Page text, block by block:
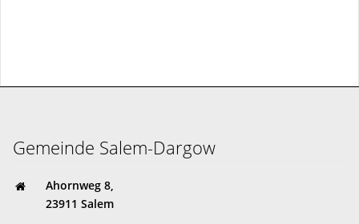
Gemeinde Salem-Dargow
Ahornweg 8,
23911 Salem